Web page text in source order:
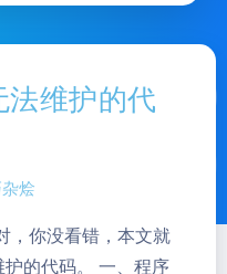
维护的代
烩
，你没看错，本文就
的代码。 一、程序